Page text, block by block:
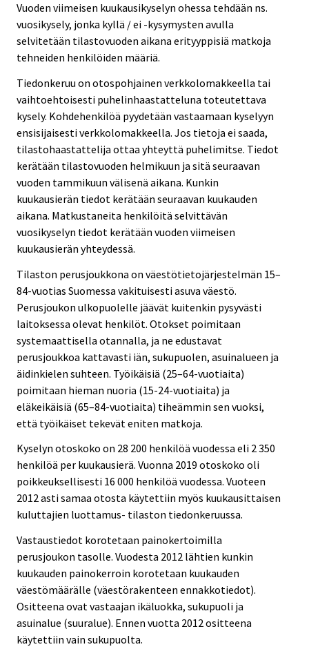
Vuoden viimeisen kuukausikyselyn ohessa tehdään ns.
vuosikysely, jonka kyllä / ei -kysymysten avulla
selvitetään tilastovuoden aikana erityyppisiä matkoja
tehneiden henkilöiden määriä.
Tiedonkeruu on otospohjainen verkkolomakkeella tai
vaihtoehtoisesti puhelinhaastatteluna toteutettava
kysely. Kohdehenkilöä pyydetään vastaamaan kyselyyn
ensisijaisesti verkkolomakkeella. Jos tietoja ei saada,
tilastohaastattelija ottaa yhteyttä puhelimitse. Tiedot
kerätään tilastovuoden helmikuun ja sitä seuraavan
vuoden tammikuun välisenä aikana. Kunkin
kuukausierän tiedot kerätään seuraavan kuukauden
aikana. Matkustaneita henkilöitä selvittävän
vuosikyselyn tiedot kerätään vuoden viimeisen
kuukausierän yhteydessä.
Tilaston perusjoukkona on väestötietojärjestelmän 15–
84-vuotias Suomessa vakituisesti asuva väestö.
Perusjoukon ulkopuolelle jäävät kuitenkin pysyvästi
laitoksessa olevat henkilöt. Otokset poimitaan
systemaattisella otannalla, ja ne edustavat
perusjoukkoa kattavasti iän, sukupuolen, asuinalueen ja
äidinkielen suhteen. Työikäisiä (25–64-vuotiaita)
poimitaan hieman nuoria (15-24-vuotiaita) ja
eläkeikäisiä (65–84-vuotiaita) tiheämmin sen vuoksi,
että työikäiset tekevät eniten matkoja.
Kyselyn otoskoko on 28 200 henkilöä vuodessa eli 2 350
henkilöä per kuukausierä. Vuonna 2019 otoskoko oli
poikkeuksellisesti 16 000 henkilöä vuodessa. Vuoteen
2012 asti samaa otosta käytettiin myös kuukausittaisen
kuluttajien luottamus- tilaston tiedonkeruussa.
Vastaustiedot korotetaan painokertoimilla
perusjoukon tasolle. Vuodesta 2012 lähtien kunkin
kuukauden painokerroin korotetaan kuukauden
väestömäärälle (väestörakenteen ennakkotiedot).
Ositteena ovat vastaajan ikäluokka, sukupuoli ja
asuinalue (suuralue). Ennen vuotta 2012 ositteena
käytettiin vain sukupuolta.